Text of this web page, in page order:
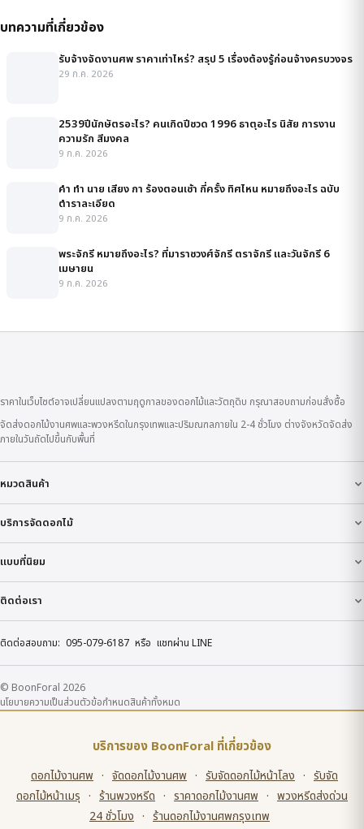
บทความที่เกี่ยวข้อง
รับจ้างจัดงานศพ ราคาเท่าไหร่? สรุป 5 เรื่องต้องรู้ก่อนจ้างครบวงจร
29 ก.ค. 2026
2539ปีนักษัตรอะไร? คนเกิดปีชวด 1996 ธาตุอะไร นิสัย การงาน
ความรัก สีมงคล
9 ก.ค. 2026
คํา ทํา นาย เสียง กา ร้องตอนเช้า กี่ครั้ง ทิศไหน หมายถึงอะไร ฉบับ
ตำราละเอียด
9 ก.ค. 2026
พระจักรี หมายถึงอะไร? ที่มาราชวงศ์จักรี ตราจักรี และวันจักรี 6
เมษายน
9 ก.ค. 2026
ราคาในเว็บไซต์อาจเปลี่ยนแปลงตามฤดูกาลของดอกไม้และวัตถุดิบ กรุณาสอบถามก่อนสั่งซื้อ
จัดส่งดอกไม้งานศพและพวงหรีดในกรุงเทพและปริมณฑลภายใน 2-4 ชั่วโมง ต่างจังหวัดจัดส่ง
ภายในวันถัดไปขึ้นกับพื้นที่
หมวดสินค้า
บริการจัดดอกไม้
แบบที่นิยม
ติดต่อเรา
ติดต่อสอบถาม: 095-079-6187 หรือ แชทผ่าน LINE
© BoonForal 2026
นโยบายความเป็นส่วนตัวข้อกำหนดสินค้าทั้งหมด
บริการของ BoonForal ที่เกี่ยวข้อง
ดอกไม้งานศพ · จัดดอกไม้งานศพ · รับจัดดอกไม้หน้าโลง · รับจัด
ดอกไม้หน้าเมรุ · ร้านพวงหรีด · ราคาดอกไม้งานศพ · พวงหรีดส่งด่วน
24 ชั่วโมง · ร้านดอกไม้งานศพกรุงเทพ